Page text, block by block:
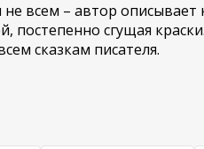
всем – автор
постепенно сгущая
сказкам писателя.